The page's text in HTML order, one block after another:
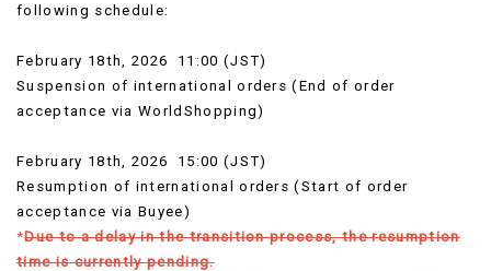
following schedule:
February 18th, 2026 11:00 (JST)
Suspension of international orders (End of order
acceptance via WorldShopping)
February 18th, 2026 15:00 (JST)
Resumption of international orders (Start of order
acceptance via Buyee)
*Due to a delay in the transition process, the resumption
time is currently pending.